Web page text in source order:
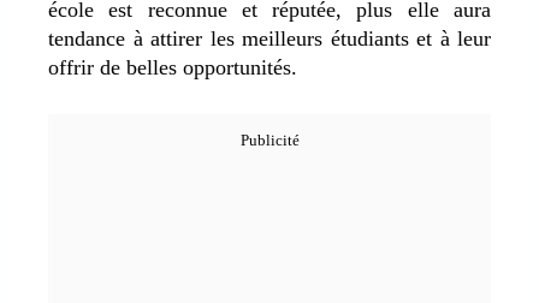
école est reconnue et réputée, plus elle aura
tendance à attirer les meilleurs étudiants et à leur
offrir de belles opportunités.